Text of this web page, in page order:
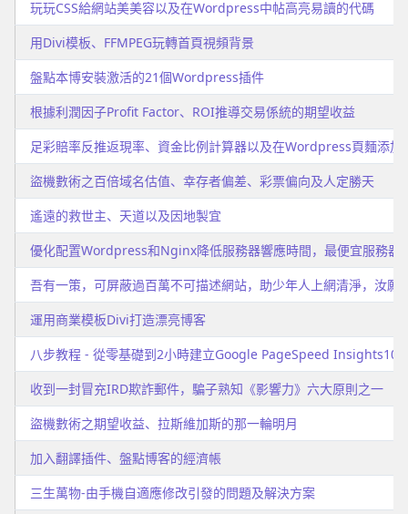
玩玩CSS給網站美美容以及在Wordpress中帖高亮易讀的代碼
用Divi模板、FFMPEG玩轉首頁視頻背景
盤點本博安裝激活的21個Wordpress插件
根據利潤因子Profit Factor、ROI推導交易係統的期望收益
足彩賠率反推返現率、資金比例計算器以及在Wordpress頁麵添
盜機數術之百倍域名估值、幸存者偏差、彩票偏向及人定勝天
遙遠的救世主、天道以及因地製宜
優化配置Wordpress和Nginx降低服務器響應時間，最便宜服務器
吾有一策，可屏蔽過百萬不可描述網站，助少年人上網清淨，汝願
運用商業模板Divi打造漂亮博客
八步教程 - 從零基礎到2小時建立Google PageSpeed
收到一封冒充IRD欺詐郵件，騙子熟知《影響力》六大原則之一
盜機數術之期望收益、拉斯維加斯的那一輪明月
加入翻譯插件、盤點博客的經濟帳
三生萬物-由手機自適應修改引發的問題及解決方案